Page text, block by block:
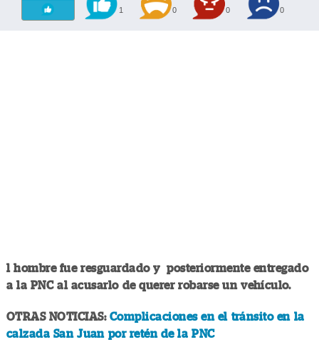
1 0 0 0
l hombre fue resguardado y posteriormente entregado
a la PNC al acusarlo de querer robarse un vehículo.
OTRAS NOTICIAS:Complicaciones en el tránsito en la
calzada San Juan por retén de la PNC